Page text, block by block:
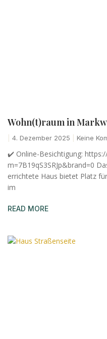
Wohn(t)raum in
4. Dezember 2025 Keine
✔️ Online-Besichtigung:
m=7B19qS3SRJp&brand=0
errichtete Haus bietet Platz
im
READ MORE